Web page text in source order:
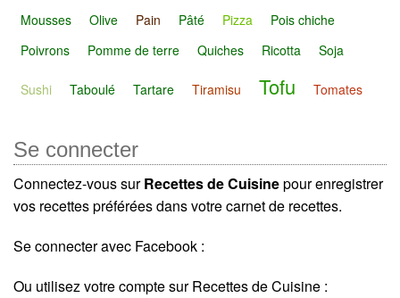
Mousses
Olive Pain Pâté Pizza
Pois chiche
Poivrons
Pomme de terre Quiches Ricotta Soja
Sushi Taboulé Tartare Tiramisu Tofu Tomates
Se connecter
Connectez-vous surRecettes de Cuisinepour enregistrer
vos recettes préférées dans votre carnet de recettes.
Se connecter avec Facebook :
Ou utilisez votre compte sur Recettes de Cuisine :